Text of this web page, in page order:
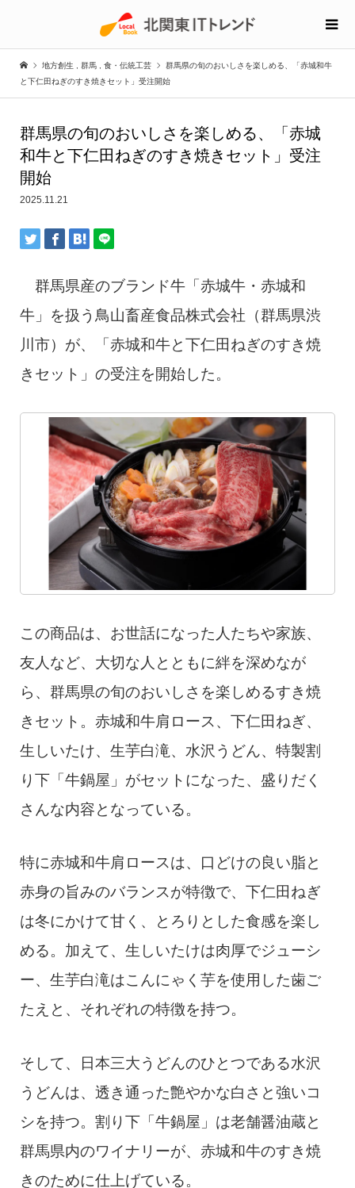
地方創生 群馬 食・伝統工芸
群馬県の旬のおいしさを楽しめる、「赤城和牛
と下仁田ねぎのすき焼きセット」受注開始
群馬県の旬のおいしさを楽しめる、「赤城
和牛と下仁田ねぎのすき焼きセット」受注
開始
2025.11.21
群馬県産のブランド牛「赤城牛・赤城和
牛」を扱う鳥山畜産食品株式会社（群馬県渋
川市）が、「赤城和牛と下仁田ねぎのすき焼
きセット」の受注を開始した。
この商品は、お世話になった人たちや家族、
友人など、大切な人とともに絆を深めなが
ら、群馬県の旬のおいしさを楽しめるすき焼
きセット。赤城和牛肩ロース、下仁田ねぎ、
生しいたけ、生芋白滝、水沢うどん、特製割
り下「牛鍋屋」がセットになった、盛りだく
さんな内容となっている。
特に赤城和牛肩ロースは、口どけの良い脂と
赤身の旨みのバランスが特徴で、下仁田ねぎ
は冬にかけて甘く、とろりとした食感を楽し
める。加えて、生しいたけは肉厚でジューシ
ー、生芋白滝はこんにゃく芋を使用した歯ご
たえと、それぞれの特徴を持つ。
そして、日本三大うどんのひとつである水沢
うどんは、透き通った艶やかな白さと強いコ
シを持つ。割り下「牛鍋屋」は老舗醤油蔵と
群馬県内のワイナリーが、赤城和牛のすき焼
きのために仕上げている。